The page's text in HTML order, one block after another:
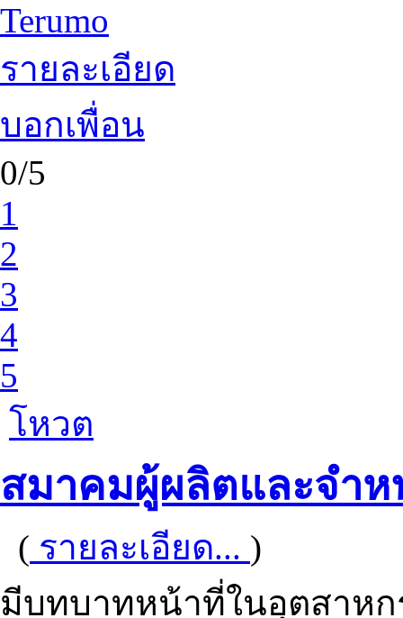
Terumo
รายละเอียด
บอกเพื่อน
0/5
1
2
3
4
5
โหวต
สมาคมผู้ผลิตและจำห
( รายละเอียด... )
มีบทบาทหน้าที่ในอุตสาห